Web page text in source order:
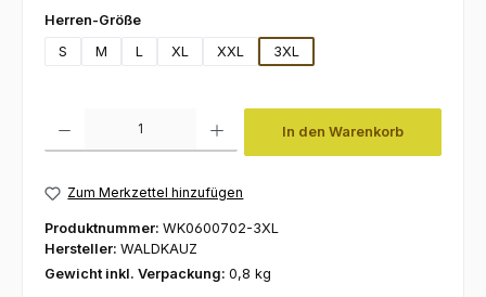
Herren-Größeauswählen
S
M L XL XXL 3XL
In den Warenkorb
Zum Merkzettel hinzufügen
Produktnummer: WK0600702-3XL
Hersteller: WALDKAUZ
Gewicht inkl. Verpackung: 0,8 kg